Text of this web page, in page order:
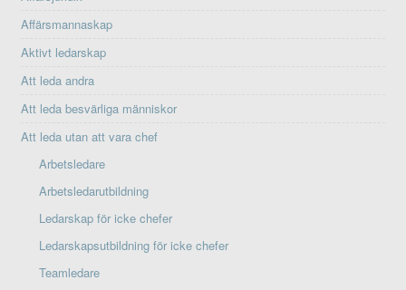
Affärsmannaskap
Aktivt ledarskap
Att leda andra
Att leda besvärliga människor
Att leda utan att vara chef
Arbetsledare
Arbetsledarutbildning
Ledarskap för icke chefer
Ledarskapsutbildning för icke chefer
Teamledare